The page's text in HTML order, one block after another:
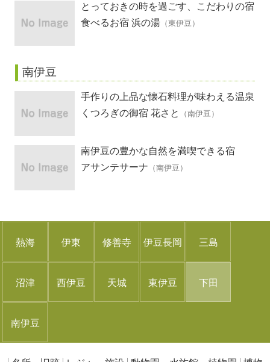
とっておきの時を過ごす、こだわりの宿
食べるお宿 浜の湯 （東伊豆）
南伊豆
手作りの上品な懐石料理が味わえる温泉
宿
くつろぎの御宿 花さと （南伊豆）
南伊豆の豊かな自然を満喫できる宿
アサンテサーナ （南伊豆）
熱海 伊東 修善寺 伊豆長岡 三島
沼津 西伊豆 天城 東伊豆 下田
南伊豆